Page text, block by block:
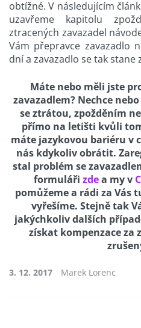
obtížné. V následujícím
uzavřeme kapitolu
ztracených zavazadel
Vám přepravce zavazadlo
dní a zavazadlo se tak stane
Máte nebo měli jste
zavazadlem? Nechce
se ztrátou, zpožděním
přímo na letišti kvůli
máte jazykovou bariéru v
nás kdykoliv obrátit.
stal problém se
formuláři zdea my v
pomůžeme a rádi za
vyřešíme. Stejně tak
jakýchkoliv dalších
získat kompenzace za
3. 12. 2017 Marek Lorenc